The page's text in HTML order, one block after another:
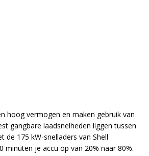
hoog vermogen en maken gebruik van
gangbare laadsnelheden liggen tussen
de 175 kW-snelladers van Shell
minuten je accu op van 20% naar 80%.